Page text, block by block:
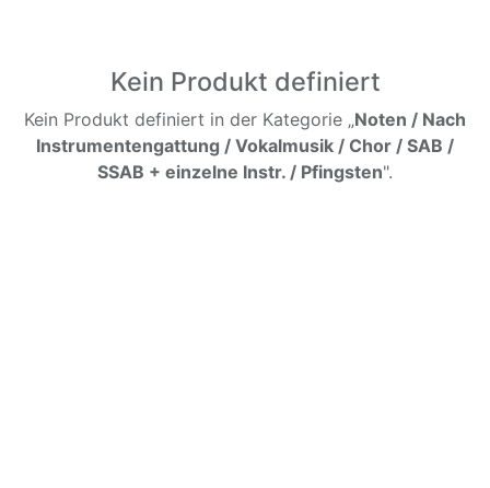
Kein Produkt definiert
Kein Produkt definiert in der Kategorie „Noten / Nach
Instrumentengattung / Vokalmusik / Chor / SAB /
SSAB + einzelne Instr. / Pfingsten".